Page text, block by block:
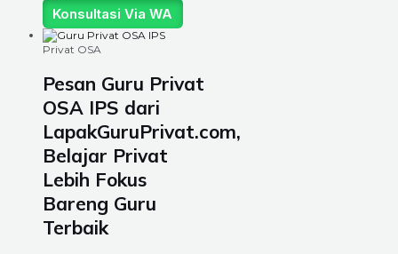
Konsultasi Via WA
Privat OSA
Pesan Guru Privat
OSA IPS dari
LapakGuruPrivat.com,
Belajar Privat
Lebih Fokus
Bareng Guru
Terbaik